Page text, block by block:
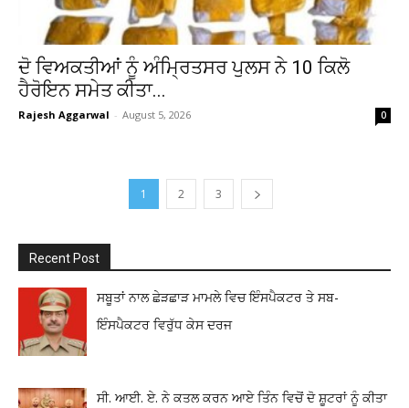
ਦੋ ਵਿਅਕਤੀਆਂ ਨੂੰ ਅੰਮ੍ਰਿਤਸਰ ਪੁਲਸ ਨੇ 10 ਕਿਲੋ
ਹੈਰੋਇਨ ਸਮੇਤ ਕੀਤਾ...
Rajesh Aggarwal - August 5, 2026 0
1 2 3
Recent Post
ਸਬੂਤਾਂ ਨਾਲ ਛੇੜਛਾੜ ਮਾਮਲੇ ਵਿਚ ਇੰਸਪੈਕਟਰ ਤੇ ਸਬ-
ਇੰਸਪੈਕਟਰ ਵਿਰੁੱਧ ਕੇਸ ਦਰਜ
ਸੀ. ਆਈ. ਏ. ਨੇ ਕਤਲ ਕਰਨ ਆਏ ਤਿੰਨ ਵਿਚੋਂ ਦੋ ਸ਼ੂਟਰਾਂ ਨੂੰ ਕੀਤਾ